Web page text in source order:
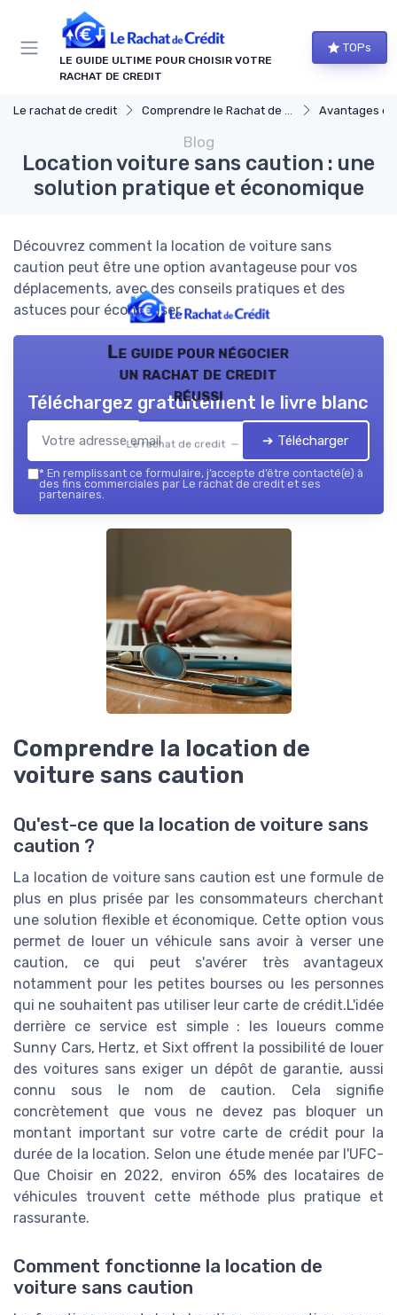
LE GUIDE ULTIME POUR CHOISIR VOTRE
RACHAT DE CREDIT
TOPs
Le rachat de credit Comprendre le Rachat de Crédit Avantages et
Blog
Location voiture sans caution : une
solution pratique et économique
Découvrez comment la location de voiture sans
caution peut être une option avantageuse pour vos
déplacements, avec des conseils pratiques et des
astuces pour économiser.
Le guide pour négocier
un rachat de credit
réussi
Le rachat de credit — 2026
Téléchargez gratuitement le livre blanc
➔ Télécharger
* En remplissant ce formulaire, j’accepte d’être contacté(e) à
des fins commerciales par Le rachat de credit et ses
partenaires.
Comprendre la location de
voiture sans caution
Qu'est-ce que la location de voiture sans
caution ?
La location de voiture sans caution est une formule de
plus en plus prisée par les consommateurs cherchant
une solution flexible et économique. Cette option vous
permet de louer un véhicule sans avoir à verser une
caution, ce qui peut s'avérer très avantageux
notamment pour les petites bourses ou les personnes
qui ne souhaitent pas utiliser leur carte de crédit.L'idée
derrière ce service est simple : les loueurs comme
Sunny Cars, Hertz, et Sixt offrent la possibilité de louer
des voitures sans exiger un dépôt de garantie, aussi
connu sous le nom de caution. Cela signifie
concrètement que vous ne devez pas bloquer un
montant important sur votre carte de crédit pour la
durée de la location. Selon une étude menée par l'UFC-
Que Choisir en 2022, environ 65% des locataires de
véhicules trouvent cette méthode plus pratique et
rassurante.
Comment fonctionne la location de
voiture sans caution
Panneau de gestion des cookies